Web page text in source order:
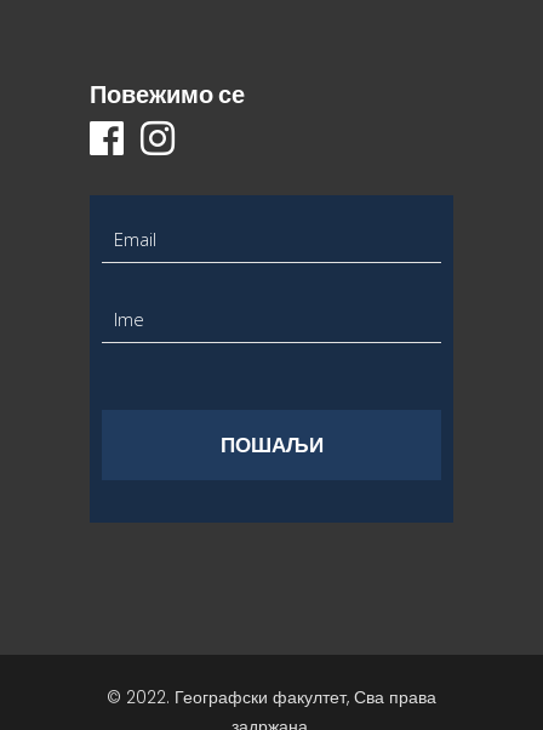
Повежимо се
© 2022. Географски факултет, Сва права